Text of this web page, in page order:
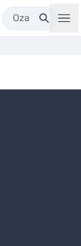
Oza